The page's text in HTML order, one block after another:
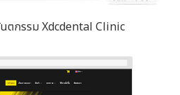
ตกรรม Xdcdental Clinic